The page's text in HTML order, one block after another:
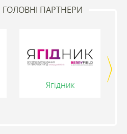
ГОЛОВНІ ПАРТНЕРИ
Ягідник